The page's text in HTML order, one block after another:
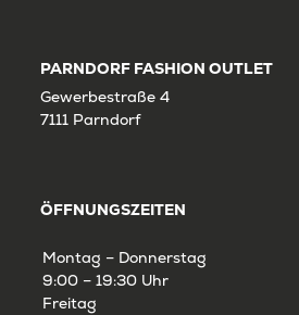
PARNDORF FASHION OUTLET
Gewerbestraße 4
7111 Parndorf
ÖFFNUNGSZEITEN
Montag – Donnerstag
9:00 – 19:30 Uhr
Freitag